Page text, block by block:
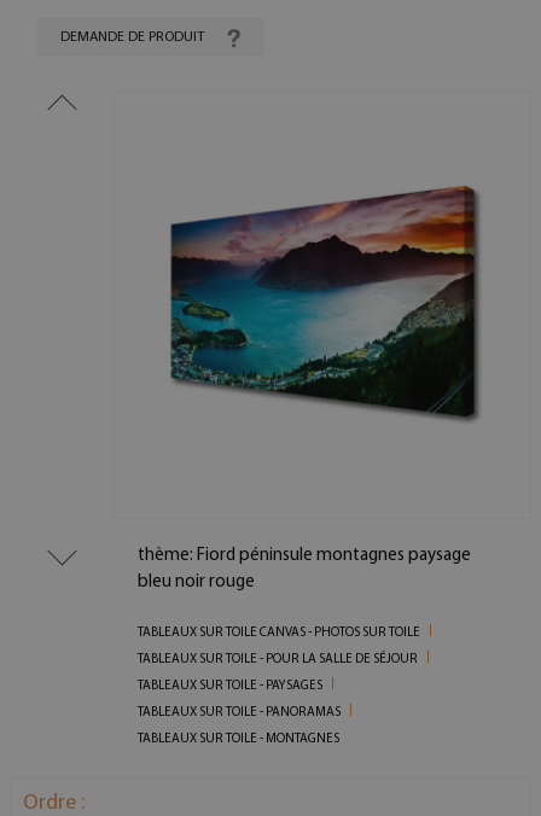
DEMANDE DE PRODUIT
thème: Fiord péninsule montagnes paysage
bleu noir rouge
TABLEAUX SUR TOILE CANVAS - PHOTOS SUR TOILE
TABLEAUX SUR TOILE - POUR LA SALLE DE SÉJOUR
TABLEAUX SUR TOILE - PAYSAGES
TABLEAUX SUR TOILE - PANORAMAS
TABLEAUX SUR TOILE - MONTAGNES
Ordre :